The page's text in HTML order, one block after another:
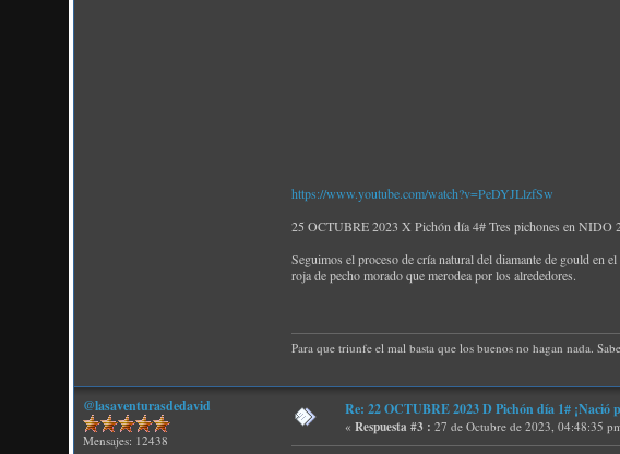
https://www.youtube.com/watch?v=PeDYJLlzfSw
25 OCTUBRE 2023 X Pichón día 4# Tres pichones en NIDO
Seguimos el proceso de cría natural del diamante de gould en
roja de pecho morado que merodea por los alrededores.
Para que triunfe el mal basta que los buenos no hagan nada.
@lasaventurasdedavid
Mensajes: 12438
Re: 22 OCTUBRE 2023 D Pichón día 1#
«Respuesta #3 : 27 de Octubre de 2023, 04:48:35